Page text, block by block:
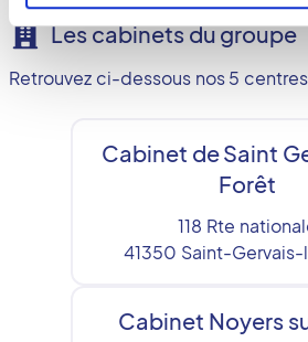
Les cabinets du groupe
Retrouvez ci-dessous nos 5
Cabinet de Saint
Forêt
118 Rte
41350 Saint-
Cabinet Noyers